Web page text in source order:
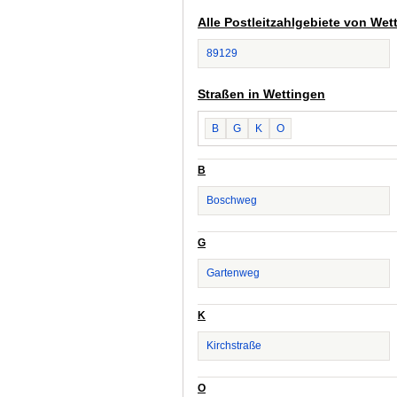
Alle Postleitzahlgebiete von
89129
Straßen in Wettingen
B G K O
B
Boschweg
G
Gartenweg
K
Kirchstraße
O